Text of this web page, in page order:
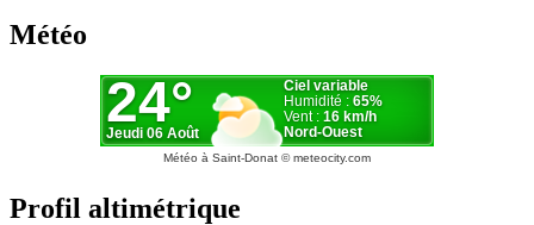
Météo
Météo à Saint-Donat © meteocity.com
Profil altimétrique